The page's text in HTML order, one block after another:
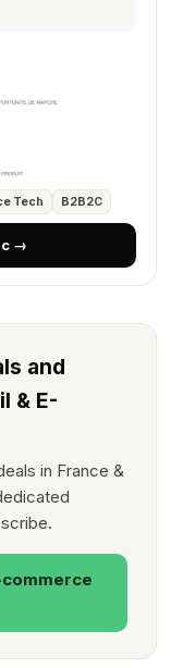
Tech B2B2C
→
and
& E-
in France &